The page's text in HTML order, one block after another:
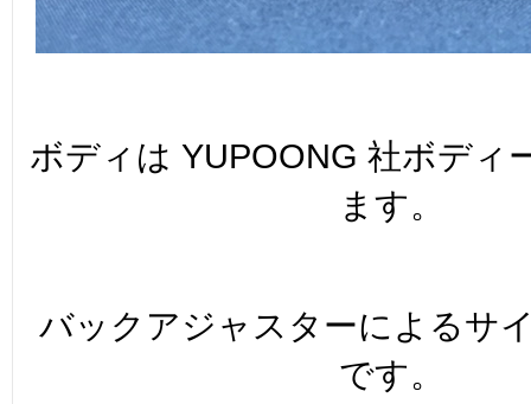
ボディは YUPOONG 社ボディ
ます。
バックアジャスターによるサ
です。